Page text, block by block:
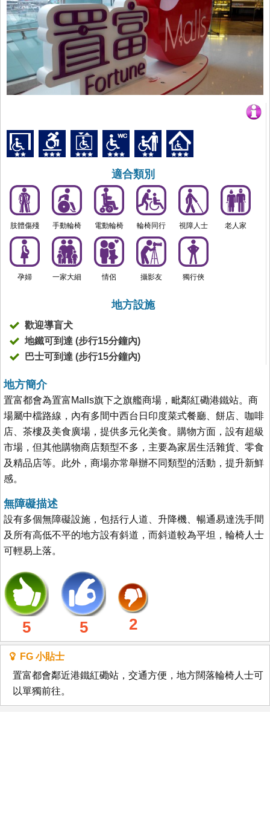
適合類別
肢體傷殘 手動輪椅 電動輪椅 輪椅同行 視障人士 老人家
孕婦 一家大細 情侶 攝影友 獨行俠
地方設施
歡迎導盲犬
地鐵可到達 (步行15分鐘內)
巴士可到達 (步行15分鐘內)
地方簡介
置富都會為置富Malls旗下之旗艦商場，毗鄰紅磡港鐵站。商
場屬中檔路線，內有多間中西台日印度菜式餐廳、餅店、咖啡
店、茶樓及美食廣場，提供多元化美食。購物方面，設有超級
市場，但其他購物商店類型不多，主要為家居生活雜貨、零食
及精品店等。此外，商場亦常舉辦不同類型的活動，提升新鮮
感。
無障礙描述
設有多個無障礙設施，包括行人道、升降機、暢通易達洗手間
及所有高低不平的地方設有斜道，而斜道較為平坦，輪椅人士
可輕易上落。
5 5 2
FG 小貼士
置富都會鄰近港鐵紅磡站，交通方便，地方闊落輪椅人士可
以單獨前往。